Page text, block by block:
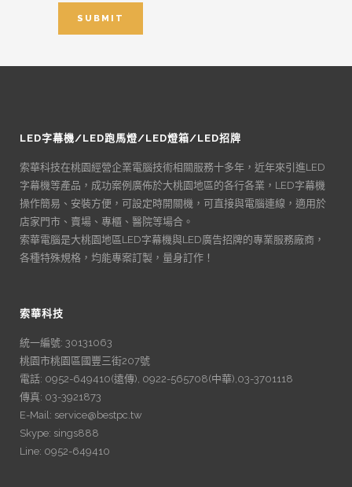
LED字幕機/LED跑馬燈/LED燈箱/LED招牌
索華科技在桃園經營企業電腦技術相關服務十多年，近年來引進LED
字幕機等產品，成功案例廣佈於大桃園地區的各行各業，LED字幕機
操作簡易、安裝方便，可設定時開關機，可直接與電腦連線，適用於
店家門市、賣場、專櫃、醫院等場合。
索華電腦是大桃園地區LED字幕機與LED廣告招牌的專業服務廠商，
各種特殊規格，均能專案訂製，量身訂作！
索華科技
統一編號: 30131063
桃園市桃園區國豐三街207號
電話: 0952-649410(遠傳), 0922-565708(中華),03-3701118
傳真: 03-3921873
E-Mail: service@bestpc.tw
Skype: sings888
Line: 0952-649410